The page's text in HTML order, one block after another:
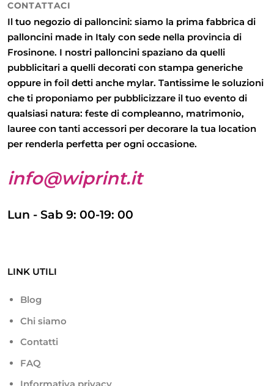
CONTATTACI
Il tuo negozio di palloncini: siamo la prima fabbrica di
palloncini made in Italy con sede nella provincia di
Frosinone. I nostri palloncini spaziano da quelli
pubblicitari a quelli decorati con stampa generiche
oppure in foil detti anche mylar. Tantissime le soluzioni
che ti proponiamo per pubblicizzare il tuo evento di
qualsiasi natura: feste di compleanno, matrimonio,
lauree con tanti accessori per decorare la tua location
per renderla perfetta per ogni occasione.
info@wiprint.it
Lun - Sab 9: 00-19: 00
LINK UTILI
Blog
Chi siamo
Contatti
FAQ